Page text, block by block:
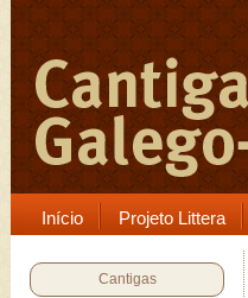
Início Projeto Littera
Cantigas